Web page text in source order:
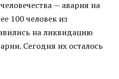
— авария на
100 человек из
на ликвидацию
Сегодня их осталось